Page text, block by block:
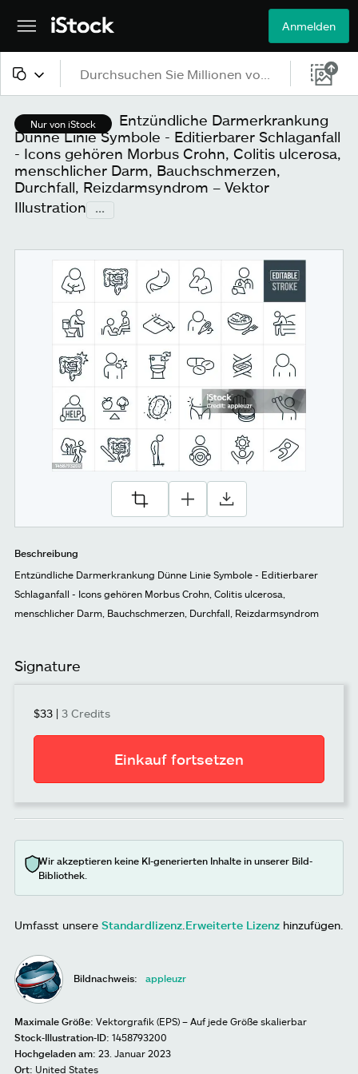
Anmelden
Alle Inhalte
Fotos
Grafiken
Vektoren
Videos
Nur von iStock
Entzündliche Darmerkrankung
Dünne Linie Symbole - Editierbarer Schlaganfall
- Icons gehören Morbus Crohn, Colitis ulcerosa,
menschlicher Darm, Bauchschmerzen,
Durchfall, Reizdarmsyndrom – Vektor
Illustration
...
Beschreibung
Entzündliche Darmerkrankung Dünne Linie Symbole - Editierbarer
Schlaganfall - Icons gehören Morbus Crohn, Colitis ulcerosa,
menschlicher Darm, Bauchschmerzen, Durchfall, Reizdarmsyndrom
Signature
$33 | 3 Credits
Einkauf fortsetzen
Wir akzeptieren keine KI-generierten Inhalte in unserer Bild-
Bibliothek.
Umfasst unsere Standardlizenz Erweiterte Lizenz hinzufügen.
Bildnachweis: appleuzr
Maximale Größe: Vektorgrafik (EPS) – Auf jede Größe skalierbar
Stock-Illustration-ID: 1458793200
Hochgeladen am: 23. Januar 2023
Ort: United States